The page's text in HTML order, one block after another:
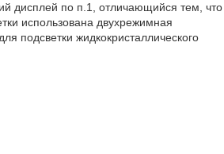
дисплей по п.1, отличающийся тем, что
использована двухрежимная
подсветки жидкокристаллического